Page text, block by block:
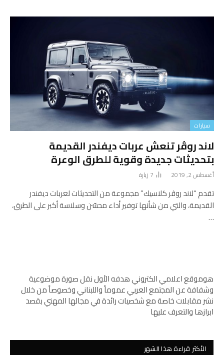
سيارات
لاند روڤر تنعش عربات ديفندر القديمة
بتحديثات جديدة وقوية للطرق الوعرة
أغسطس 2, 2019 7 زيارة
تقدم “لاند روڤر كلاسيك” مجموعة من التحديثات لعربات ديفندر
القديمة، والتي من شأنها توفير أداء محسّن وسلاسة أكبر على الطرق،
…
هوموقع اعلامي الكتروني هدفه الأول نقل صورة موضوعية
وشفافة عن المجتمع العربي عموماً واللبناني وخصوصاً من خلال
نشر مقابلات خاصة مع شخصيات رائدة في مجالها المهني بقصد
ابرازها والتعرف عليها
الأكثر قراءة هذا الشهر